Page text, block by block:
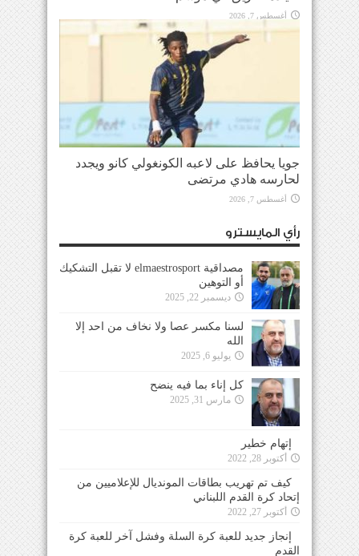
أغسطس 7, 2026
جويا يحافظ على لاعبه الكونغولي كانو ويجدد
لحارسه هادي مرتضى
أغسطس 7, 2026
رأي المايسترو
مصداقية elmaestrosport لا تقبل التشكيك
أو التوهين
ديسمبر 22, 2025
لسنا مكسر عصا ولا نخاف من احد إلا
الله
يوليو 6, 2025
كل إناء بما فيه ينضح
مارس 31, 2025
إتهام خطير
أكتوبر 28, 2022
كيف تم تهريب بطاقات المونديال للإعلاميين من
إتحاد كرة القدم اللبناني
أكتوبر 27, 2022
إنجاز جديد للعبة كرة السلة وفشل آخر للعبة كرة
القدم